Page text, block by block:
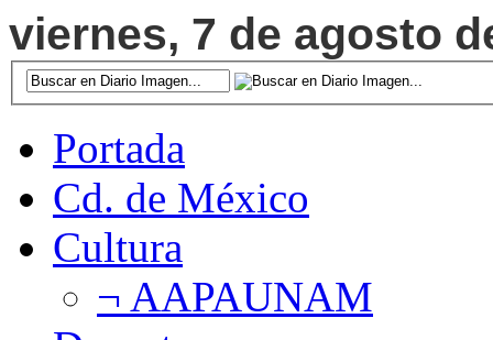
viernes, 7 de agosto
Portada
Cd. de México
Cultura
¬ AAPAUNAM